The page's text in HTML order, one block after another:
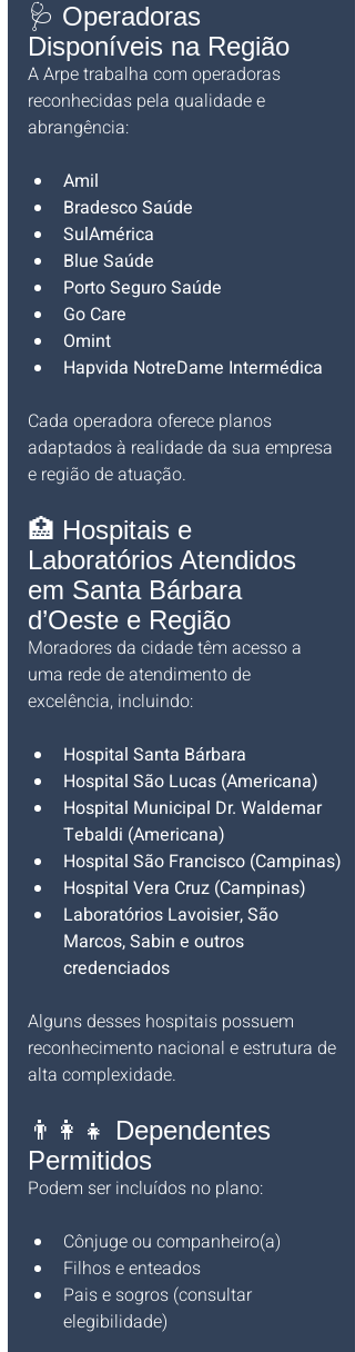
🩺 Operadoras
Disponíveis na Região
A Arpe trabalha com operadoras
reconhecidas pela qualidade e
abrangência:
Amil
Bradesco Saúde
SulAmérica
Blue Saúde
Porto Seguro Saúde
Go Care
Omint
Hapvida NotreDame Intermédica
Cada operadora oferece planos
adaptados à realidade da sua empresa
e região de atuação.
🏥 Hospitais e
Laboratórios Atendidos
em Santa Bárbara
d’Oeste e Região
Moradores da cidade têm acesso a
uma rede de atendimento de
excelência, incluindo:
Hospital Santa Bárbara
Hospital São Lucas (Americana)
Hospital Municipal Dr. Waldemar
Tebaldi (Americana)
Hospital São Francisco (Campinas)
Hospital Vera Cruz (Campinas)
Laboratórios Lavoisier, São
Marcos, Sabin e outros
credenciados
Alguns desses hospitais possuem
reconhecimento nacional e estrutura de
alta complexidade.
👨‍👩‍👧 Dependentes
Permitidos
Podem ser incluídos no plano:
Cônjuge ou companheiro(a)
Filhos e enteados
Pais e sogros (consultar
elegibilidade)